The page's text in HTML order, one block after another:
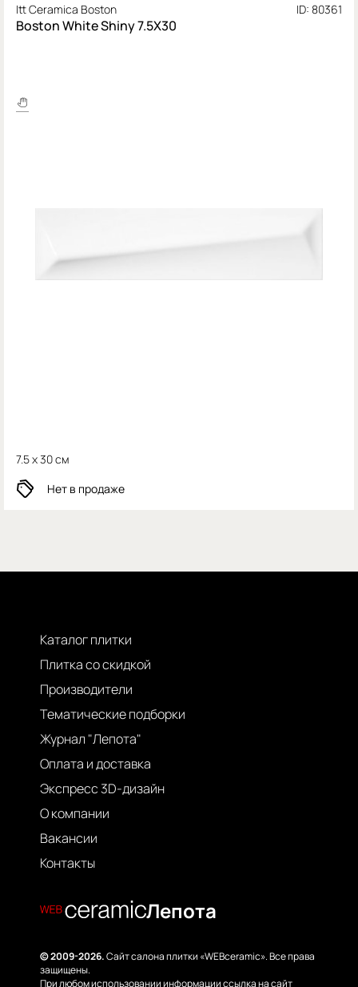
Itt Ceramica Boston ID: 80361
Boston White Shiny 7.5X30
7.5 x 30 см
Нет в продаже
Каталог плитки
Плитка со скидкой
Производители
Тематические подборки
Журнал "Лепота"
Оплата и доставка
Экспресс 3D-дизайн
О компании
Вакансии
Контакты
© 2009-2026.Сайт салона плитки «WEBceramic». Все права
защищены.
При любом использовании информации ссылка на сайт
Лепота